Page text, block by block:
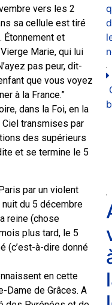
vers les 2
sa cellule est tiré
Étonnement et
Marie, qui lui
pas peur, dit-
que vous voyez
à la France.”
dans la Foi, en la
transmises par
des supérieurs
et se termine le 5
par un violent
du 5 décembre
reine (chose
plus tard, le 5
(c’est-à-dire donné
en cette
Dame de Grâces. A